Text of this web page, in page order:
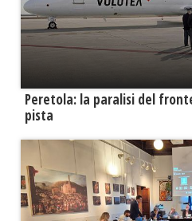
Peretola: la paralisi del
pista